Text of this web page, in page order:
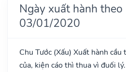
Ngày xuất hành
03/01/2020
Chu Tước (Xấu) Xuất hành cầu
của, kiện cáo thì thua vì đuối lý.